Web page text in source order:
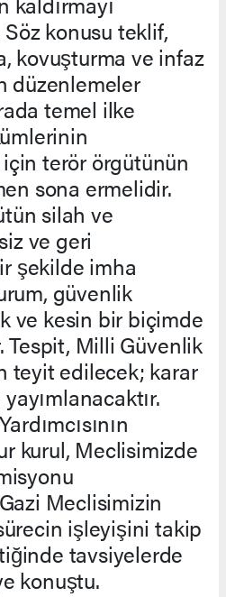
konusu teklif,
kovuşturma ve infaz
düzenlemeler
temel ilke
terör örgütünün
sona ermelidir.
silah ve
ve geri
şekilde imha
güvenlik
ve kesin bir biçimde
Milli Güvenlik
teyit edilecek; karar
kurul, Meclisimizde
Meclisimizin
işleyişini takip
tavsiyelerde
konuştu.